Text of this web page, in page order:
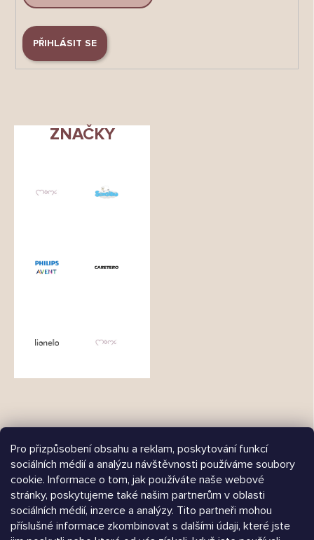
Pro přizpůsobení obsahu a reklam, poskytování funkcí
sociálních médií a analýzu návštěvnosti používáme soubory
cookie. Informace o tom, jak používáte naše webové
stránky, poskytujeme také našim partnerům v oblasti
sociálních médií, inzerce a analýzy. Tito partneři mohou
příslušné informace zkombinovat s dalšími údaji, které jste
PŘIHLÁSIT SE
ZNAČKY
Árukereső.hu